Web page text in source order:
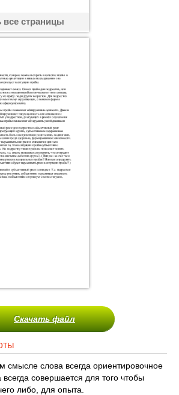
все страницы
Скачать файл
смысле слова всегда ориентировочное
всегда совершается для того чтобы
либо, для опыта.